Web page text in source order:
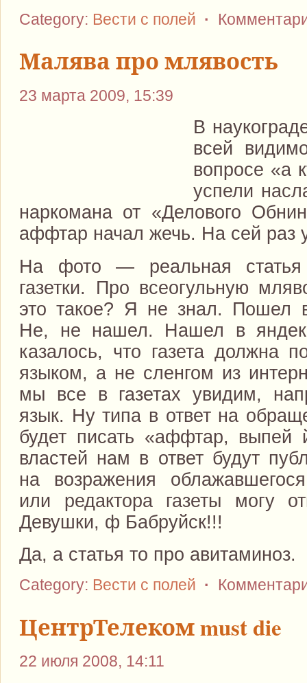
Category: Вести с полей ·
Малява про млявость
23 марта 2009, 15:39
В
всей
вопросе «а
успели
наркомана от «Делового
аффтар начал жечь. На сей раз
На фото — реальная статья
газетки. Про всеогульную
это такое? Я не знал. Пошел
Не, не нашел. Нашел в
казалось, что газета должна
языком, а не сленгом из
мы все в газетах увидим,
язык. Ну типа в ответ на
будет писать «аффтар, выпей
властей нам в ответ будут
на возражения
или редактора газеты могу
Девушки, ф Бабруйск!!!
Да, а статья то про авитаминоз.
Category: Вести с полей ·
ЦентрТелеком must die
22 июля 2008, 14:11